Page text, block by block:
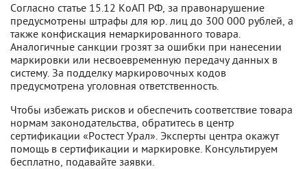
Согласно статье 15.12 КоАП РФ, за правонарушение
предусмотрены штрафы для юр. лиц до 300 000 рублей, а
также конфискация немаркированного товара.
Аналогичные санкции грозят за ошибки при нанесении
маркировки или несвоевременную передачу данных в
систему. За подделку маркировочных кодов
предусмотрена уголовная ответственность.
Чтобы избежать рисков и обеспечить соответствие товара
нормам законодательства, обратитесь в центр
сертификации «Ростест Урал». Эксперты центра окажут
помощь в сертификации и маркировке. Консультируем
бесплатно, подавайте заявки.